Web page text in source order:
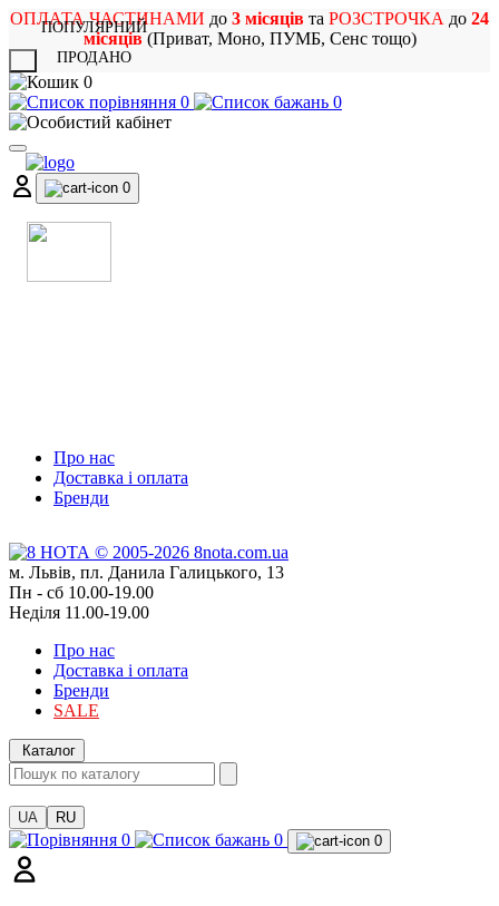
ОПЛАТА ЧАСТИНАМИ до 3 місяців та РОЗСТРОЧКА до 24
місяців(Приват, Моно, ПУМБ, Сенс тощо)
0
0
0
0
Про нас
Доставка і оплата
Бренди
м. Львів, пл. Данила Галицького, 13
Пн - сб 10.00-19.00
Неділя 11.00-19.00
Про нас
Доставка і оплата
Бренди
SALE
Каталог
UA RU
0 0 0
ПОПУЛЯРНИЙ
ПРОДАНО